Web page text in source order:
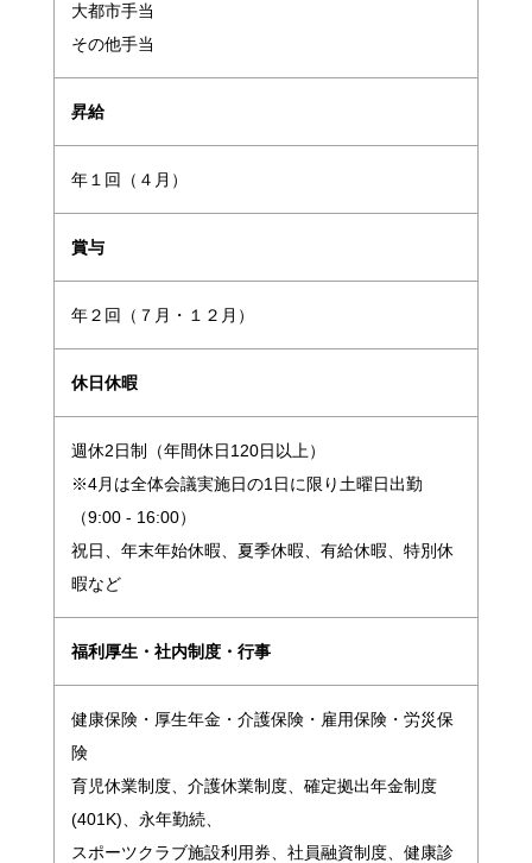
大都市手当
その他手当
昇給
年１回（４月）
賞与
年２回（７月・１２月）
休日休暇
週休2日制（年間休日120日以上）
※4月は全体会議実施日の1日に限り土曜日出勤
（9:00 - 16:00）
祝日、年末年始休暇、夏季休暇、有給休暇、特別休
暇など
福利厚生・社内制度・行事
健康保険・厚生年金・介護保険・雇用保険・労災保
険
育児休業制度、介護休業制度、確定拠出年金制度
(401K)、永年勤続、
スポーツクラブ施設利用券、社員融資制度、健康診